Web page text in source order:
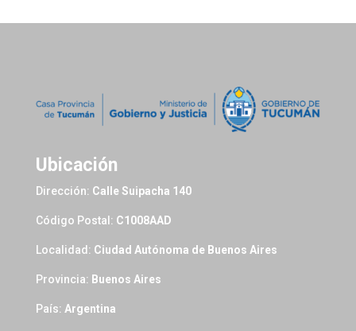
Ubicación
Dirección: Calle Suipacha 140
Código Postal: C1008AAD
Localidad: Ciudad Autónoma de Buenos Aires
Provincia: Buenos Aires
País: Argentina